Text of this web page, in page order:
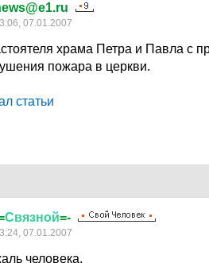
07.01.2007
храма Петра и Павла с
пожара в церкви.
статьи
Связной=-
07.01.2007
человека.